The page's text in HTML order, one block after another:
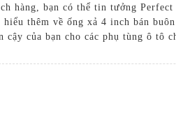
hàng, bạn có thể tin tưởng
thêm về ống xả 4 inch bán
của bạn cho các phụ tùng ô tô